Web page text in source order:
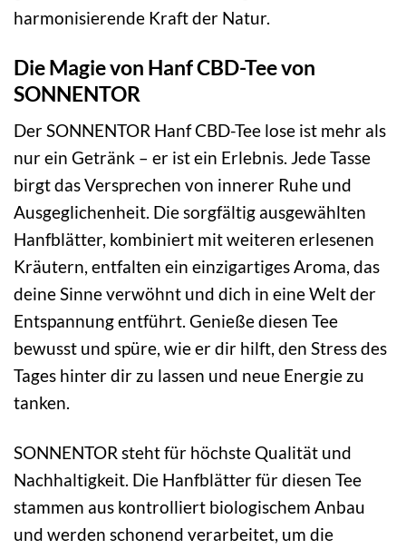
harmonisierende Kraft der Natur.
Die Magie von Hanf CBD-Tee von
SONNENTOR
Der SONNENTOR Hanf CBD-Tee lose ist mehr als
nur ein Getränk – er ist ein Erlebnis. Jede Tasse
birgt das Versprechen von innerer Ruhe und
Ausgeglichenheit. Die sorgfältig ausgewählten
Hanfblätter, kombiniert mit weiteren erlesenen
Kräutern, entfalten ein einzigartiges Aroma, das
deine Sinne verwöhnt und dich in eine Welt der
Entspannung entführt. Genieße diesen Tee
bewusst und spüre, wie er dir hilft, den Stress des
Tages hinter dir zu lassen und neue Energie zu
tanken.
SONNENTOR steht für höchste Qualität und
Nachhaltigkeit. Die Hanfblätter für diesen Tee
stammen aus kontrolliert biologischem Anbau
und werden schonend verarbeitet, um die